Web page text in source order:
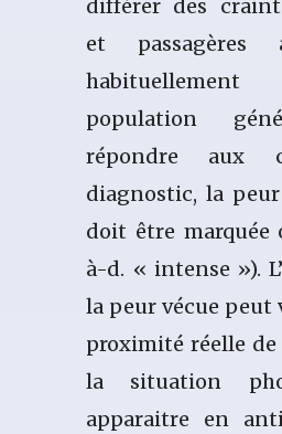
différer des
et passagères
population
répondre aux
diagnostic, la
doit être marquée
à-d. « intense »).
la peur vécue peut
proximité réelle de
la situation
apparaitre en